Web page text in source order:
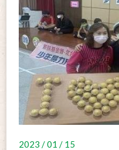
2023 / 01 / 15